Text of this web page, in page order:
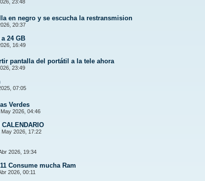
23:48
en negro y se escucha la restransmision
20:37
24 GB
16:49
pantalla del portátil a la tele ahora
23:49
07:05
Verdes
May 2026, 04:46
May 2026, 17:22
2026, 19:34
Consume mucha Ram
2026, 00:11